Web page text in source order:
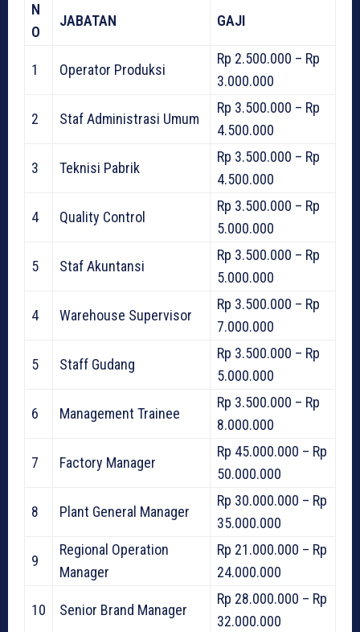
N
O
JABATAN GAJI
1 Operator Produksi
Rp 2.500.000 – Rp
3.000.000
2 Staf Administrasi Umum
Rp 3.500.000 – Rp
4.500.000
3 Teknisi Pabrik
Rp 3.500.000 – Rp
4.500.000
4 Quality Control
Rp 3.500.000 – Rp
5.000.000
5 Staf Akuntansi
Rp 3.500.000 – Rp
5.000.000
4 Warehouse Supervisor
Rp 3.500.000 – Rp
7.000.000
5 Staff Gudang
Rp 3.500.000 – Rp
5.000.000
6 Management Trainee
Rp 3.500.000 – Rp
8.000.000
7 Factory Manager
Rp 45.000.000 – Rp
50.000.000
8 Plant General Manager
Rp 30.000.000 – Rp
35.000.000
9
Regional Operation
Manager
Rp 21.000.000 – Rp
24.000.000
10 Senior Brand Manager
Rp 28.000.000 – Rp
32.000.000